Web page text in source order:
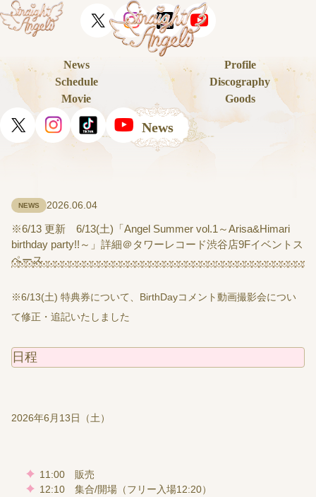
News
Profile
Schedule
Discography
Movie
Goods
News
2026.06.04
NEWS
※6/13 更新 6/13(土)「Angel Summer vol.1～Arisa&Himari
birthday party!!～」詳細＠タワーレコード渋谷店9Fイベントス
ペース
※6/13(土) 特典券について、BirthDayコメント動画撮影会につい
て修正・追記いたしました
日程
2026年6月13日（土）
11:00 販売
12:10 集合/開場（フリー入場12:20）